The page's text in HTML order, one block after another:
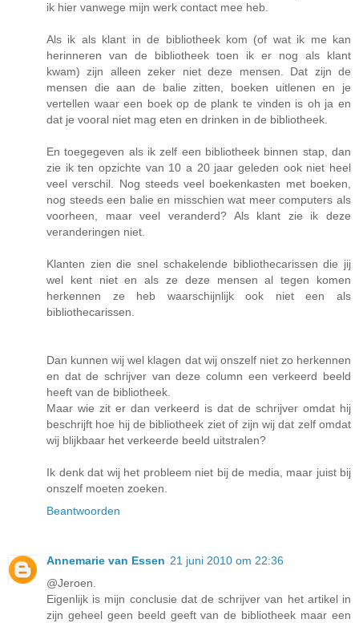
ik hier vanwege mijn werk contact mee heb.
Als ik als klant in de bibliotheek kom (of wat ik me kan
herinneren van de bibliotheek toen ik er nog als klant
kwam) zijn alleen zeker niet deze mensen. Dat zijn de
mensen die aan de balie zitten, boeken uitlenen en je
vertellen waar een boek op de plank te vinden is oh ja en
dat je vooral niet mag eten en drinken in de bibliotheek.
En toegegeven als ik zelf een bibliotheek binnen stap, dan
zie ik ten opzichte van 10 a 20 jaar geleden ook niet heel
veel verschil. Nog steeds veel boekenkasten met boeken,
nog steeds een balie en misschien wat meer computers als
voorheen, maar veel veranderd? Als klant zie ik deze
veranderingen niet.
Klanten zien die snel schakelende bibliothecarissen die jij
wel kent niet en als ze deze mensen al tegen komen
herkennen ze heb waarschijnlijk ook niet een als
bibliothecarissen.
Dan kunnen wij wel klagen dat wij onszelf niet zo herkennen
en dat de schrijver van deze column een verkeerd beeld
heeft van de bibliotheek.
Maar wie zit er dan verkeerd is dat de schrijver omdat hij
beschrijft hoe hij de bibliotheek ziet of zijn wij dat zelf omdat
wij blijkbaar het verkeerde beeld uitstralen?
Ik denk dat wij het probleem niet bij de media, maar juist bij
onszelf moeten zoeken.
Beantwoorden
Annemarie van Essen 21 juni 2010 om 22:36
@Jeroen.
Eigenlijk is mijn conclusie dat de schrijver van het artikel in
zijn geheel geen beeld geeft van de bibliotheek maar een